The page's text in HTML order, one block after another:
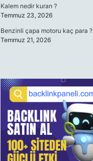
Kalem nedir kuran ?
Temmuz 23, 2026
Benzinli çapa motoru kaç para ?
Temmuz 21, 2026